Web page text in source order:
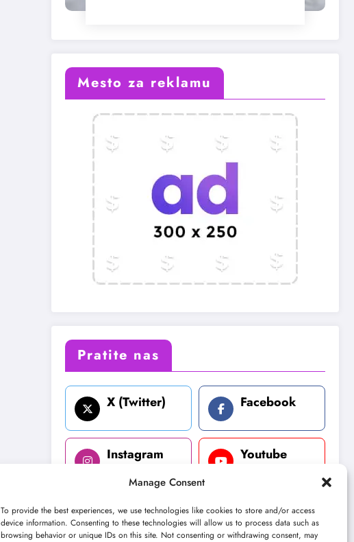
Manage Consent
To provide the best experiences, we use technologies like cookies to store and/or access
device information. Consenting to these technologies will allow us to process data such as
browsing behavior or unique IDs on this site. Not consenting or withdrawing consent, may
Mesto za reklamu
Pratite nas
X (Twitter) Facebook
Instagram Youtube
LinkedIn